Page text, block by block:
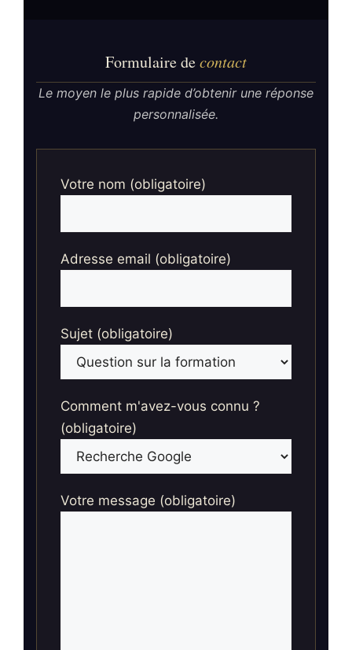
Formulaire decontact
Le moyen le plus rapide d’obtenir une réponse
personnalisée.
Votre nom (obligatoire)
Adresse email (obligatoire)
Sujet (obligatoire)
Comment m'avez-vous connu ?
(obligatoire)
Votre message (obligatoire)